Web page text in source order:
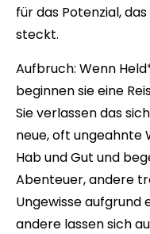
für das Potenzial,
steckt.
Aufbruch: Wenn
beginnen sie eine
Sie verlassen das
neue, oft ungeahnte
Hab und Gut und
Abenteuer, andere
Ungewisse aufgrund
andere lassen sich